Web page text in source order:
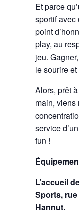
Et parce
sportif avec
point
play, au
jeu.
le sourire
Alors, prêt
main, viens
service
fun !
L’accueil
Sports,
Hannut.